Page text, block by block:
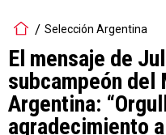
Selección Argentina
El mensaje de
subcampeón del
Argentina:
agradecimiento